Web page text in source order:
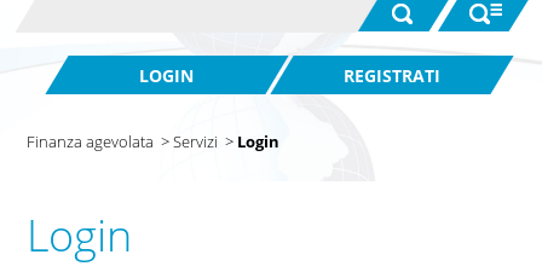
LOGIN REGISTRATI
Finanza agevolata >Servizi > Login
Login